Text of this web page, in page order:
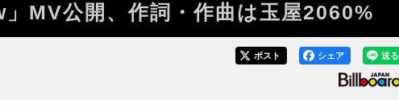
MV公開、作詞・作曲は玉屋2060%
送る
シェア
ポスト